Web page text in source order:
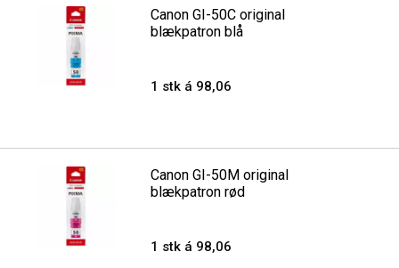
Canon GI-50C original
blækpatron blå
1 stk á 98,06
Canon GI-50M original
blækpatron rød
1 stk á 98,06